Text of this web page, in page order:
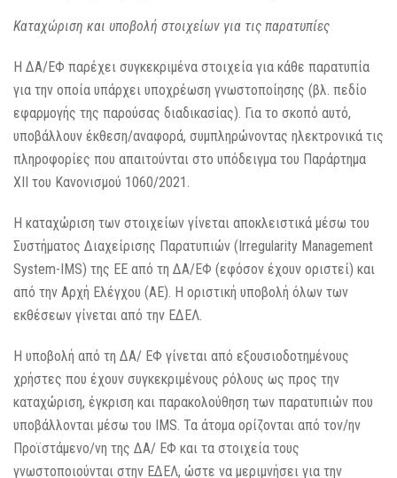
Καταχώριση και υποβολή στοιχείων για τις παρατυπίες
Η ΔΑ/ΕΦ παρέχει συγκεκριμένα στοιχεία για κάθε παρατυπία
για την οποία υπάρχει υποχρέωση γνωστοποίησης (βλ. πεδίο
εφαρμογής της παρούσας διαδικασίας). Για το σκοπό αυτό,
υποβάλλουν έκθεση/αναφορά, συμπληρώνοντας ηλεκτρονικά τις
πληροφορίες που απαιτούνται στο υπόδειγμα του Παράρτημα
ΧΙΙ του Κανονισμού 1060/2021.
Η καταχώριση των στοιχείων γίνεται αποκλειστικά μέσω του
Συστήματος Διαχείρισης Παρατυπιών (Irregularity Management
System-IMS) της ΕΕ από τη ΔΑ/ΕΦ (εφόσον έχουν οριστεί) και
από την Αρχή Ελέγχου (ΑΕ). Η οριστική υποβολή όλων των
εκθέσεων γίνεται από την ΕΔΕΛ.
Η υποβολή από τη ΔΑ/ ΕΦ γίνεται από εξουσιοδοτημένους
χρήστες που έχουν συγκεκριμένους ρόλους ως προς την
καταχώριση, έγκριση και παρακολούθηση των παρατυπιών που
υποβάλλονται μέσω του IMS. Τα άτομα ορίζονται από τον/ην
Προϊστάμενο/νη της ΔΑ/ ΕΦ και τα στοιχεία τους
γνωστοποιούνται στην ΕΔΕΛ, ώστε να μεριμνήσει για την